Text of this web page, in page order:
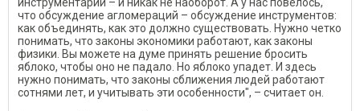
что обсуждение агломераций – обсуждение инструментов:
как объединять, как это должно существовать. Нужно четко
понимать, что законы экономики работают, как законы
физики. Вы можете на думе принять решение бросить
яблоко, чтобы оно не падало. Но яблоко упадет. И здесь
нужно понимать, что законы сближения людей работают
сотнями лет, и учитывать эти особенности", – считает он.